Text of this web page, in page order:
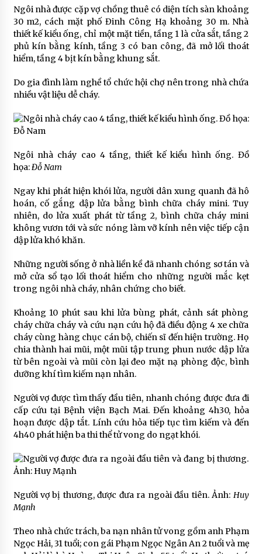
Ngôi nhà được cặp vợ chồng thuê có diện tích sàn khoảng
30 m2, cách mặt phố Đinh Công Hạ khoảng 30 m. Nhà
thiết kế kiểu ống, chỉ một mặt tiền, tầng 1 là cửa sắt, tầng 2
phủ kín bằng kính, tầng 3 có ban công, đã mở lối thoát
hiểm, tầng 4 bịt kín bằng khung sắt.
Do gia đình làm nghề tổ chức hội chợ nên trong nhà chứa
nhiều vật liệu dễ cháy.
Ngôi nhà cháy cao 4 tầng, thiết kế kiểu hình ống. Đồ
họa:Đỗ Nam
Ngay khi phát hiện khói lửa, người dân xung quanh đã hô
hoán, cố gắng dập lửa bằng bình chữa cháy mini. Tuy
nhiên, do lửa xuất phát từ tầng 2, bình chữa cháy mini
không vươn tới và sức nóng làm vỡ kính nên việc tiếp cận
dập lửa khó khăn.
Những người sống ở nhà liền kề đã nhanh chóng sơ tán và
mở cửa sổ tạo lối thoát hiểm cho những người mắc kẹt
trong ngôi nhà cháy, nhân chứng cho biết.
Khoảng 10 phút sau khi lửa bùng phát, cảnh sát phòng
cháy chữa cháy và cứu nạn cứu hộ đã điều động 4 xe chữa
cháy cùng hàng chục cán bộ, chiến sĩ đến hiện trường. Họ
chia thành hai mũi, một mũi tập trung phun nước dập lửa
từ bên ngoài và mũi còn lại đeo mặt nạ phòng độc, bình
dưỡng khí tìm kiếm nạn nhân.
Người vợ được tìm thấy đầu tiên, nhanh chóng được đưa đi
cấp cứu tại Bệnh viện Bạch Mai. Đến khoảng 4h30, hỏa
hoạn được dập tắt. Lính cứu hỏa tiếp tục tìm kiếm và đến
4h40 phát hiện ba thi thể tử vong do ngạt khói.
Người vợ bị thương, được đưa ra ngoài đầu tiên. Ảnh: Huy
Mạnh
Theo nhà chức trách, ba nạn nhân tử vong gồm anh Phạm
Ngọc Hải, 31 tuổi; con gái Phạm Ngọc Ngân An 2 tuổi và mẹ